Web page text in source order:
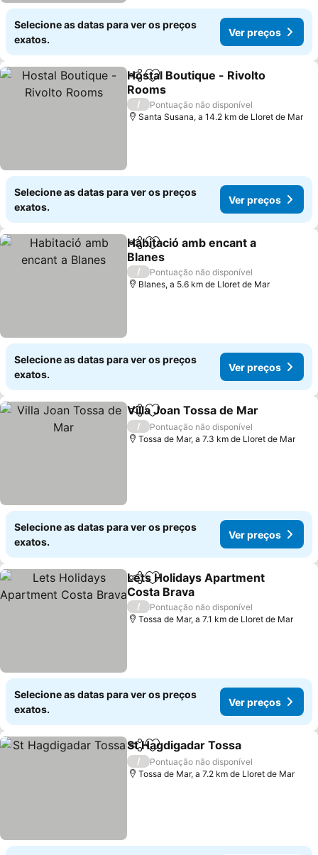
Selecione as datas para ver os preços
exatos.
Ver preços
PartilharAdicionar aos favoritos
Hostal Boutique - Rivolto
Rooms
Ver preços
/
Pontuação não disponível
Santa Susana, a 14.2 km de Lloret de Mar
Selecione as datas para ver os preços
exatos.
Ver preços
PartilharAdicionar aos favoritos
Habitació amb encant a
Blanes
Ver preços
/
Pontuação não disponível
Blanes, a 5.6 km de Lloret de Mar
Selecione as datas para ver os preços
exatos.
Ver preços
PartilharAdicionar aos favoritos
Villa Joan Tossa de Mar
/
Pontuação não disponível
Tossa de Mar, a 7.3 km de Lloret de Mar
Selecione as datas para ver os preços
exatos.
Ver preços
PartilharAdicionar aos favoritos
Lets Holidays Apartment
Costa Brava
Ver preços
/
Pontuação não disponível
Tossa de Mar, a 7.1 km de Lloret de Mar
Selecione as datas para ver os preços
exatos.
Ver preços
PartilharAdicionar aos favoritos
St Hagdigadar Tossa
/
Pontuação não disponível
Tossa de Mar, a 7.2 km de Lloret de Mar